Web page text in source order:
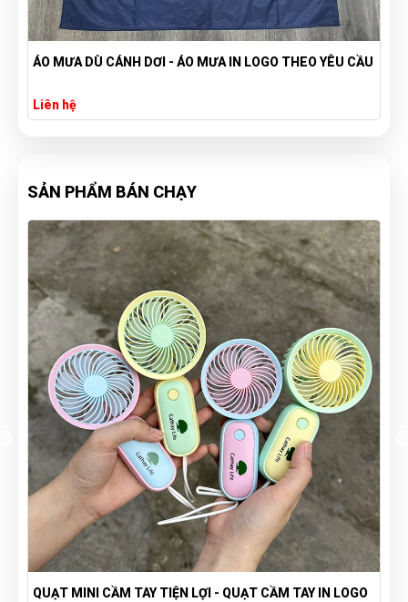
ÁO MƯA DÙ CÁNH DƠI - ÁO MƯA IN LOGO THEO YÊU CẦU
Liên hệ
SẢN PHẨM BÁN CHẠY
QUẠT MINI CẦM TAY TIỆN LỢI - QUẠT CẦM TAY IN LOGO